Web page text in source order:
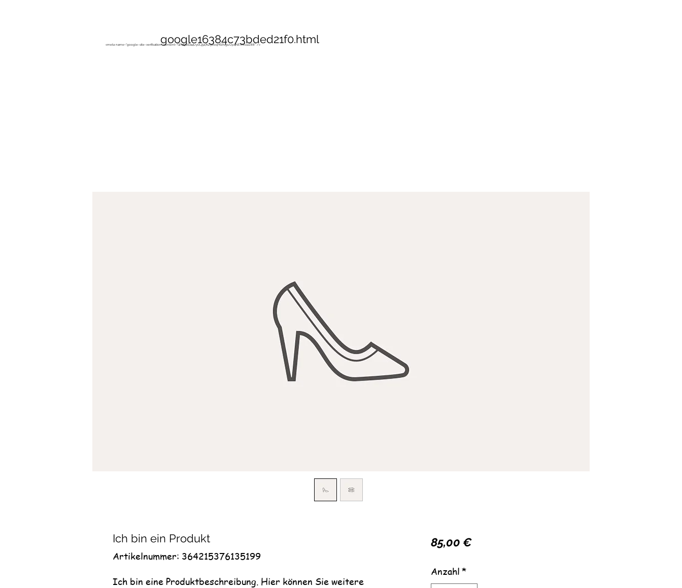
<meta name="google-site-verification" content="GPH91tDa4Uy0Lj5a7kZyooqHSRvguUp4NEVVl1i2Z88" />
google16384c73bded21f0.html
Ich bin ein Produkt
Artikelnummer: 364215376135199
Ich bin eine Produktbeschreibung. Hier können Sie weitere
85,00 €Preis
Anzahl *